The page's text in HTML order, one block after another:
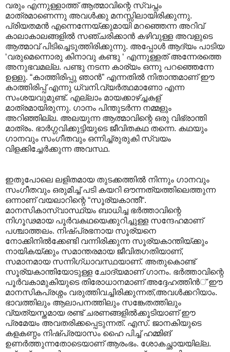
വരും എന്നുള്ളാത്ത് ആത്മാവിന്റെ സ്വപ്നം
മാത്രമാണെന്നു അവള്‍ക്കു മനസ്സിലായിരിക്കുന്നു.
പ്രിയതമന്‍ എന്നെന്നേയ്ക്കുമായി മറഞ്ഞെന്ന അറിവ്
കാലാകാലങ്ങളില്‍‍ സഞ്ചരിക്കാന്‍ കഴിവുള്ള അവളുടെ
ആത്മാവ് പിടിച്ചെടുത്തിരിക്കുന്നു. അപ്പോള്‍ ആദ്യം പാടിയ
‘വരുമെന്നൊരു കിനാവു കണ്ടു ‘ എന്നുള്ളത് അന്നേരത്തെ
അനുഭവമല്ല. പണ്ടു നടന്ന കാര്യം ഒന്നു പറഞ്ഞെന്നേ
ഉള്ളു. “കാത്തിരിപ്പു ഞാന്‍” എന്നതില്‍ നിതാന്തമാണ് ഈ
കാത്തിരിപ്പ് എന്നു ധ്വനി.വ്യര്‍ത്ഥമാണോ എന്ന
സംശയവുമുണ്ട്. എല്ലാം മായക്കാഴ്ച്ചകള്
‍മാത്രമായിരുന്നു. ഗാനം പിന്തുടര്‍ന്ന നമ്മളും
അറിഞ്ഞില്ല. അലയുന്ന ആത്മാവിന്റെ ഒരു വിഭ്രാന്തി
മാത്രം. ഭാര്‍ഗ്ഗവിക്കുട്ടിയുടെ ജീവിതകഥ തന്നെ. കഥയും
ഗാനവും സംഗീതവും ഒന്നിച്ച്രുരുകി സ്വയം
വിളക്കിച്ചേര്‍ക്കുന്ന അവസ്ഥ.
ഇതുപോലെ ലളിതമായ തുടക്കത്തില്‍ നിന്നും ഗാനവും
സംഗീതവും ഒരുമിച്ച് പടി കയറി ഔന്നത്യത്തിലെത്തുന്ന
ഒന്നാണ് വയലാറിന്റെ “സൂര്യകാന്തീ“.
മാനസികാസ്വാസ്ഥ്യം ബാധിച്ച ഭര്‍ത്താവിന്റെ
നിഗൂഢമായ പൂര്‍വകഥയെക്കുറിച്ചുള്ള സന്ദേഹമാണ്
പശ്ചാത്തലം. നിഷ്പ്രഭനായ സൂര്യനെ
നോക്കിനില്‍ക്കേണ്ടി വന്നിരിക്കുന്ന സൂര്യകാന്തിയ്ക്കും
നായികയ്ക്കും സമാന്തരമായ ജീവിതഗതിയാണ്,
സമാനമായ സന്നിഗ്ധാവസ്ഥയാണ്. അതുകൊണ്ട്
സൂര്യകാന്തിയോടുള്ള ചോദ്യമാണ് ഗാനം. ഭര്‍ത്താവിന്റെ
പൂര്‍വകാമുകിയുടെ തിരോധാനമാണ് അദ്ദേഹത്തിന്‍് ഈ
മാനസികപ്രശ്നം വരുത്തിവച്ചിരിക്കുന്നത്,അവള്‍ക്കറിയാം.
ഭാവത്തിലും ആലാപനത്തിലും സങ്കേതത്തിലും
വ്യത്യസ്തമായ രണ്ട് ചരണങ്ങളില്‍ക്കൂടിയാണ് ‍ഈ
പ്രമേയം അവതരിക്കപ്പെടുന്നത്. എസ്. ജാനകിയുടെ
കളകണ്ഠം നിഷ്പ്രയാസം ഹൈ പിച്ച് ഹമ്മിങ്
ഉണര്‍ത്തുന്നതോടെയാണ് ആരംഭം. ശോകച്ഛായയില്ല.